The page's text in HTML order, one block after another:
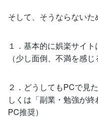
そして、そうならないた
１．基本的に娯楽サイ
（少し面倒、不満を感じ
２．どうしてもPCで見
しくは「副業・勉強が
PC推奨）